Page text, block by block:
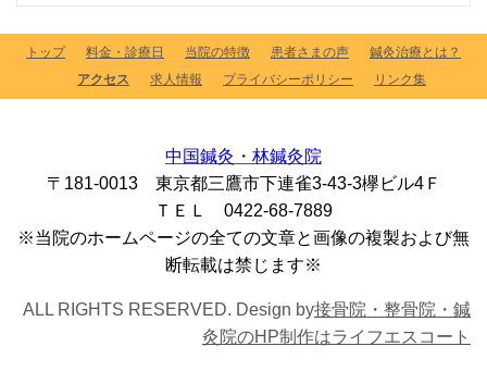
トップ 料金・診療日 当院の特徴 患者さまの声
鍼灸治療とは？
アクセス
求人情報 プライバシーポリシー リンク集
中国鍼灸・林鍼灸院
〒181-0013 東京都三鷹市下連雀3-43-3欅ビル4Ｆ
ＴＥＬ 0422-68-7889
※当院のホームページの全ての文章と画像の複製および無
断転載は禁じます※
ALL RIGHTS RESERVED. Design by接骨院・整骨院・鍼
灸院のHP制作はライフエスコート